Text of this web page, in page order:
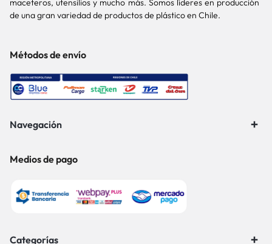
maceteros, utensilios y mucho más. Somos líderes en producción
de una gran variedad de productos de plástico en Chile.
Métodos de envío
Navegación
Medios de pago
Categorías